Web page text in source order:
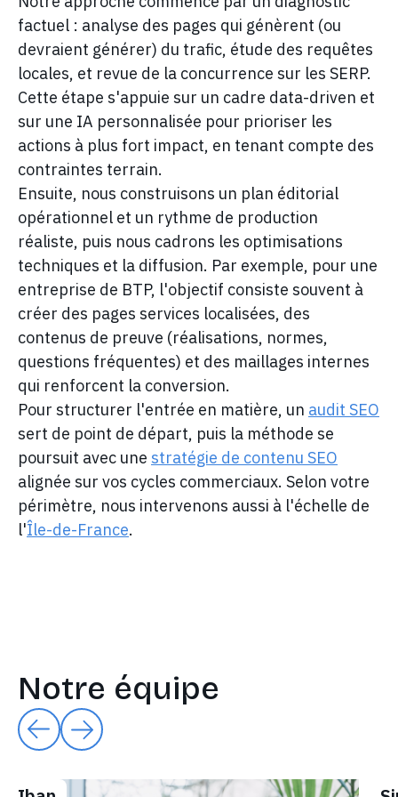
factuel : analyse des pages qui génèrent (ou
devraient générer) du trafic, étude des requêtes
locales, et revue de la concurrence sur les SERP.
Cette étape s'appuie sur un cadre data-driven et
sur une IA personnalisée pour prioriser les
actions à plus fort impact, en tenant compte des
contraintes terrain.
Ensuite, nous construisons un plan éditorial
opérationnel et un rythme de production
réaliste, puis nous cadrons les optimisations
techniques et la diffusion. Par exemple, pour une
entreprise de BTP, l'objectif consiste souvent à
créer des pages services localisées, des
contenus de preuve (réalisations, normes,
questions fréquentes) et des maillages internes
qui renforcent la conversion.
Pour structurer l'entrée en matière, un audit SEO
sert de point de départ, puis la méthode se
poursuit avec une stratégie de contenu SEO
alignée sur vos cycles commerciaux. Selon votre
périmètre, nous intervenons aussi à l'échelle de
l'Île-de-France.
Notre équipe